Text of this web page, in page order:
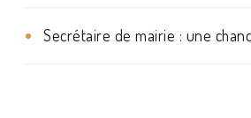
Secrétaire de mairie : une